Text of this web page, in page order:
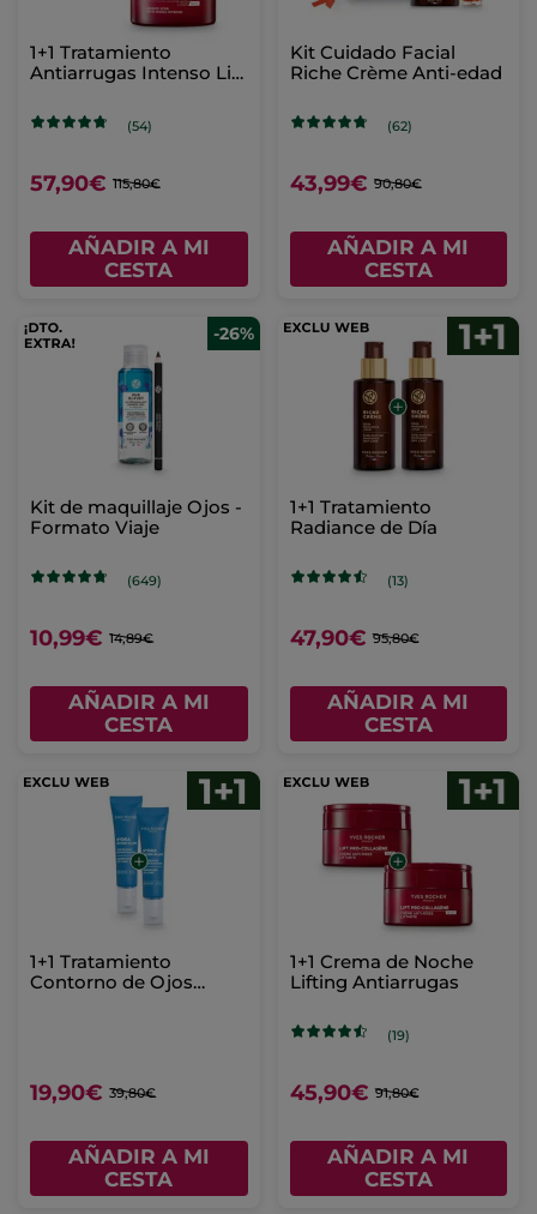
1+1 Tratamiento
Antiarrugas Intenso Lift
(54)
57,90€ 115,80€
AÑADIR A MI
CESTA
Kit Cuidado Facial
Riche Crème Anti-edad
(62)
43,99€ 90,80€
AÑADIR A MI
CESTA
-26%
Kit de maquillaje Ojos -
Formato Viaje
(649)
10,99€ 14,89€
AÑADIR A MI
CESTA
1+1 Tratamiento
Radiance de Día
(13)
47,90€ 95,80€
AÑADIR A MI
CESTA
1+1 Tratamiento
Contorno de Ojos
19,90€ 39,80€
AÑADIR A MI
CESTA
1+1 Crema de Noche
Lifting Antiarrugas
(19)
45,90€ 91,80€
AÑADIR A MI
CESTA